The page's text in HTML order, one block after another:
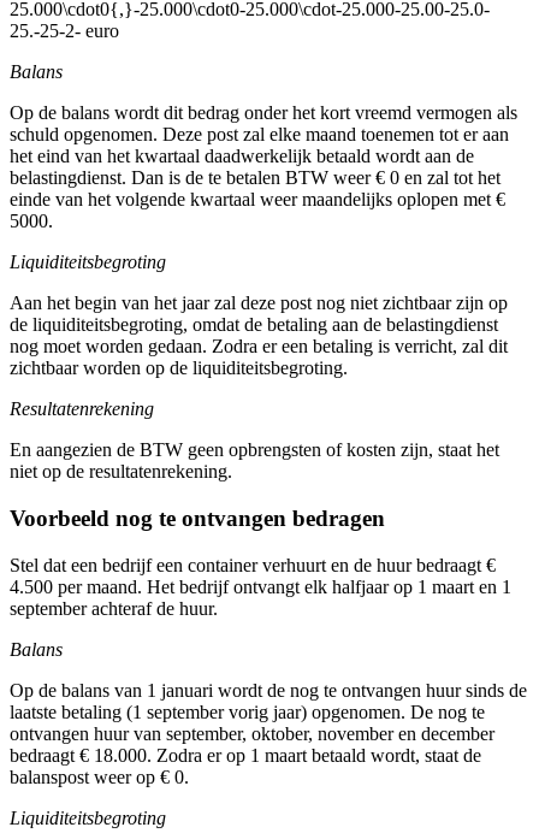
25.000\cdot0{,}-25.000\cdot0-25.000\cdot-25.000-25.00-25.0-
25.-25-2- euro
Balans
Op de balans wordt dit bedrag onder het kort vreemd vermogen als
schuld opgenomen. Deze post zal elke maand toenemen tot er aan
het eind van het kwartaal daadwerkelijk betaald wordt aan de
belastingdienst. Dan is de te betalen BTW weer € 0 en zal tot het
einde van het volgende kwartaal weer maandelijks oplopen met €
5000.
Liquiditeitsbegroting
Aan het begin van het jaar zal deze post nog niet zichtbaar zijn op
de liquiditeitsbegroting, omdat de betaling aan de belastingdienst
nog moet worden gedaan. Zodra er een betaling is verricht, zal dit
zichtbaar worden op de liquiditeitsbegroting.
Resultatenrekening
En aangezien de BTW geen opbrengsten of kosten zijn, staat het
niet op de resultatenrekening.
Voorbeeld nog te ontvangen bedragen
Stel dat een bedrijf een container verhuurt en de huur bedraagt €
4.500 per maand. Het bedrijf ontvangt elk halfjaar op 1 maart en 1
september achteraf de huur.
Balans
Op de balans van 1 januari wordt de nog te ontvangen huur sinds de
laatste betaling (1 september vorig jaar) opgenomen. De nog te
ontvangen huur van september, oktober, november en december
bedraagt € 18.000. Zodra er op 1 maart betaald wordt, staat de
balanspost weer op € 0.
Liquiditeitsbegroting